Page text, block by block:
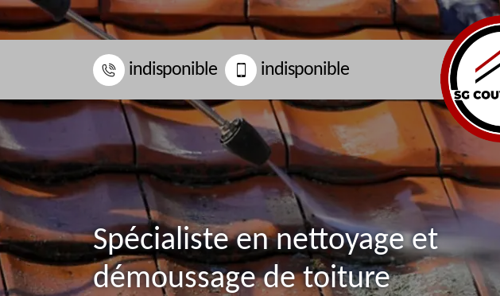
indisponible indisponible
Spécialiste en nettoyage et
démoussage de toiture